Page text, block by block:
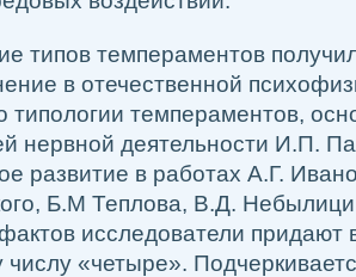
типов темпераментов
в отечественной
типологии темпераментов,
нервной деятельности И.П.
развитие в работах А.Г.
Б.М Теплова, В.Д.
исследователи
числу «четыре».